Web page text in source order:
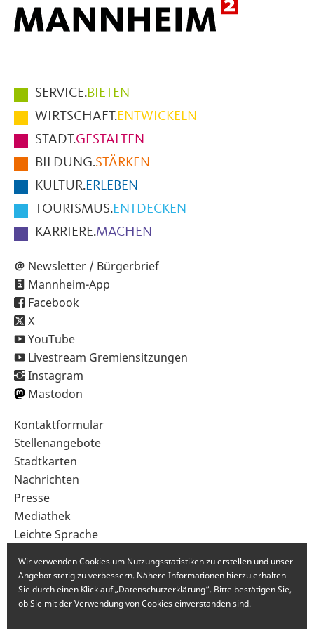
Hauptmenüpunkte
im
Fußbereich
der
Seite
SERVICE.BIETEN
WIRTSCHAFT.ENTWICKELN
STADT.GESTALTEN
BILDUNG.STÄRKEN
KULTUR.ERLEBEN
TOURISMUS.ENTDECKEN
KARRIERE.MACHEN
Newsletter / Bürgerbrief
Mannheim-App
Facebook
X
YouTube
Livestream Gremiensitzungen
Instagram
Mastodon
Sekundärnavigation
im
Fußbereich
Kontaktformular
Stellenangebote
Stadtkarten
Nachrichten
Presse
Mediathek
Leichte Sprache
Wir verwenden Cookies um Nutzungsstatistiken zu erstellen und unser
Angebot stetig zu verbessern. Nähere Informationen hierzu erhalten
Sie durch einen Klick auf „Datenschutzerklärung“. Bitte bestätigen Sie,
ob Sie mit der Verwendung von Cookies einverstanden sind.